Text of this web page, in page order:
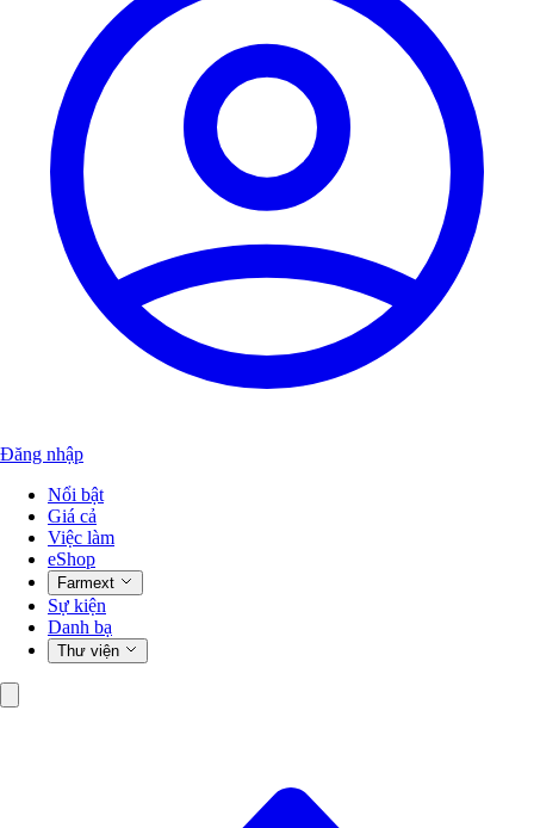
Đăng nhập
Nổi bật
Giá cả
Việc làm
eShop
Farmext
Sự kiện
Danh bạ
Thư viện